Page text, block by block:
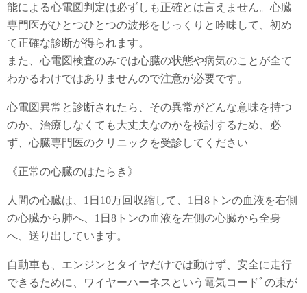
能による心電図判定は必ずしも正確とは言えません。心臓
専門医がひとつひとつの波形をじっくりと吟味して、初め
て正確な診断が得られます。
また、心電図検査のみでは心臓の状態や病気のことが全て
わかるわけではありませんので注意が必要です。
心電図異常と診断されたら、その異常がどんな意味を持つ
のか、治療しなくても大丈夫なのかを検討するため、必
ず、心臓専門医のクリニックを受診してください
《正常の心臓のはたらき》
人間の心臓は、1日10万回収縮して、1日8トンの血液を右側
の心臓から肺へ、1日8トンの血液を左側の心臓から全身
へ、送り出しています。
自動車も、エンジンとタイヤだけでは動けず、安全に走行
できるために、ワイヤーハーネスという電気コードﾞの束が